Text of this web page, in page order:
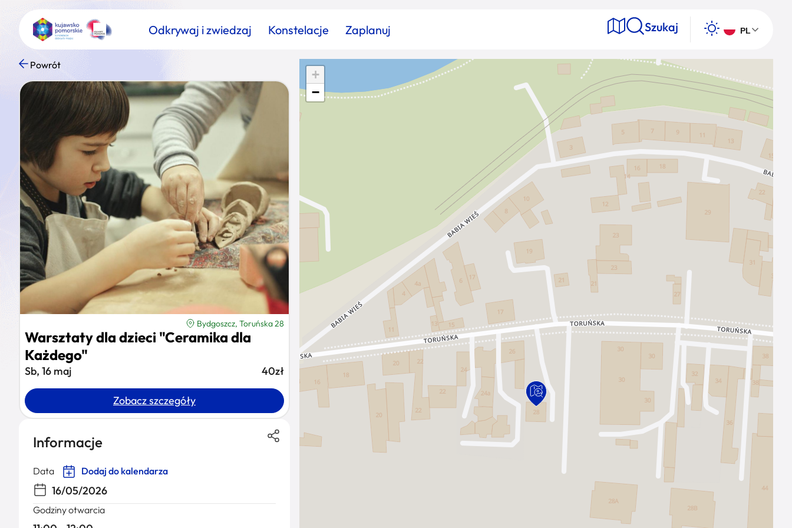
Odkrywaj i zwiedzaj Konstelacje Zaplanuj Szukaj PL
Znajdź atrakcję Znajdź artykuł Znajdź wydarzenie
Znajdź atrakcję
Nazwa atrakcji Kategoria Wyszukaj
+
−
Powrót
Bydgoszcz, Toruńska 28
Warsztaty dla dzieci "Ceramika dla
Każdego"
Sb, 16 maj 40zł
Zobacz szczegóły
Informacje
Data Dodaj do kalendarza
16/05/2026
Godziny otwarcia